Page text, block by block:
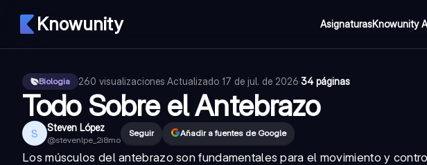
Knowunity AsignaturasKnowunity
Biologia 260 visualizaciones·Actualizado 17 de jul. de 2026·34 páginas
Todo Sobre el Antebrazo
S Steven López
@stevenlpe_2i8mo
Seguir Añadir a fuentes de Google
Los músculos del antebrazo son fundamentales para el movimiento y